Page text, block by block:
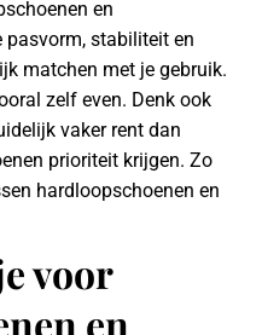
en
pasvorm, stabiliteit en
matchen met je gebruik.
zelf even. Denk ook
vaker rent dan
prioriteit krijgen. Zo
hardloopschoenen en
voor
en